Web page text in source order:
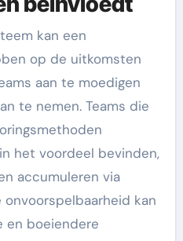
kan een
op de uitkomsten
aan te moedigen
te nemen. Teams die
het voordeel bevinden,
accumuleren via
kan
en boeiendere